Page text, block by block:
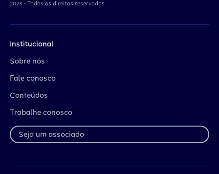
2023 - Todos os direitos reservados
Institucional
Sobre nós
Fale conosco
Conteúdos
Trabalhe conosco
Seja um associado